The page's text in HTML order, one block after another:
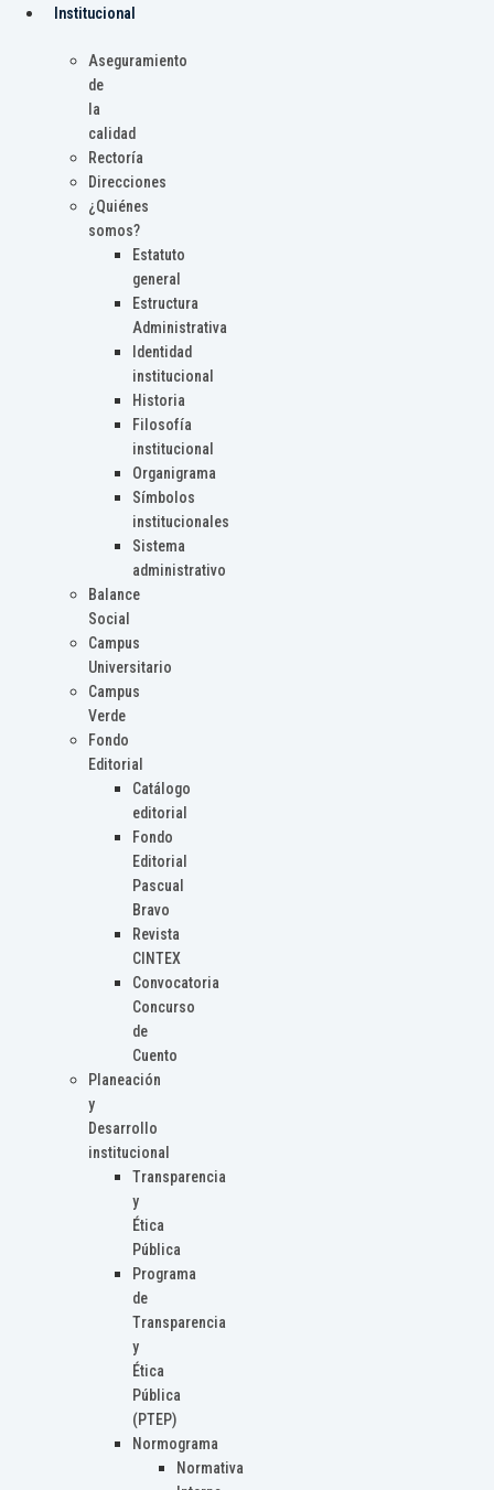
Institucional
Aseguramiento
de
la
calidad
Rectoría
Direcciones
¿Quiénes
somos?
Estatuto
general
Estructura
Administrativa
Identidad
institucional
Historia
Filosofía
institucional
Organigrama
Símbolos
institucionales
Sistema
administrativo
Balance
Social
Campus
Universitario
Campus
Verde
Fondo
Editorial
Catálogo
editorial
Fondo
Editorial
Pascual
Bravo
Revista
CINTEX
Convocatoria
Concurso
de
Cuento
Planeación
y
Desarrollo
institucional
Transparencia
y
Ética
Pública
Programa
de
Transparencia
y
Ética
Pública
(PTEP)
Normograma
Normativa